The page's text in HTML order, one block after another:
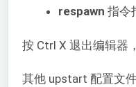
respawn 指令
按 Ctrl X 退出编辑器
其他 upstart 配置文